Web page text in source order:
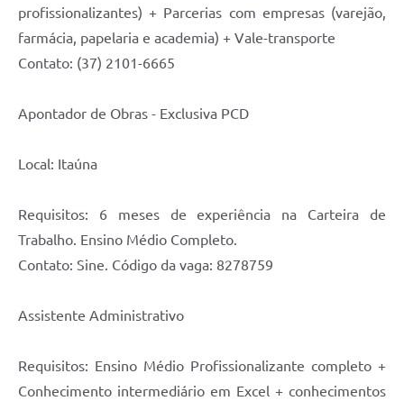
profissionalizantes) + Parcerias com empresas (varejão,
farmácia, papelaria e academia) + Vale-transporte
Contato: (37) 2101-6665
Apontador de Obras - Exclusiva PCD
Local: Itaúna
Requisitos: 6 meses de experiência na Carteira de
Trabalho. Ensino Médio Completo.
Contato: Sine. Código da vaga: 8278759
Assistente Administrativo
Requisitos: Ensino Médio Profissionalizante completo +
Conhecimento intermediário em Excel + conhecimentos